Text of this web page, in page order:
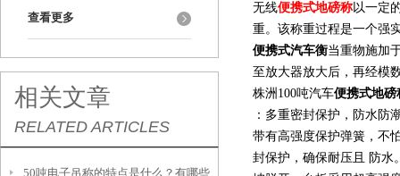
查看更多
相关文章
RELATED ARTICLES
50吨电子吊称的特点是什么？有哪些
无线便携式地磅称以一定
重。该称重过程是一个强
便携式汽车衡当重物施加
至放大器放大后，再经模
株洲100吨汽车便携式地磅
：多重密封保护，防水防
带有高强度保护弹簧，不
封保护，确保耐压且 防水